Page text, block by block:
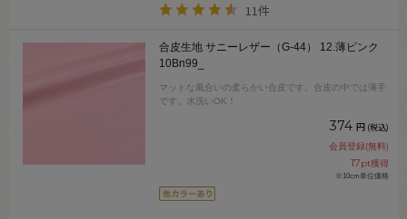
11件
合皮生地 サニーレザー（G-44） 12.薄ピンク
10Bn99_
マットな風合いの柔らかい合皮です。合皮の中では薄手
です。水洗いOK！
374 円 (税込)
会員登録(無料)
17pt獲得
※10cm単位価格